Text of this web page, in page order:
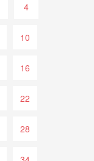
4
10
16
22
28